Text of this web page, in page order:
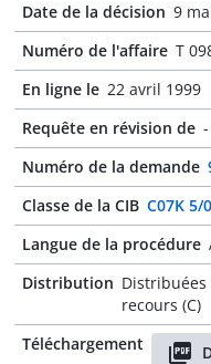
Date de la décision 9
Numéro de l'affaire T
En ligne le 22 avril 1999
Requête en révision de -
Numéro de la demande
Classe de la CIB C07K 5/
Langue de la procédure
Distribution
recours (C)
Téléchargement